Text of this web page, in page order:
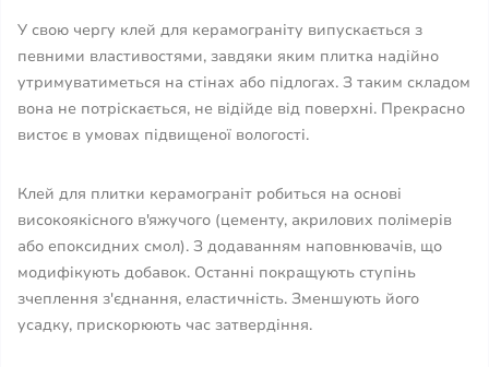
У свою чергу клей для керамограніту випускається з
певними властивостями, завдяки яким плитка надійно
утримуватиметься на стінах або підлогах. З таким складом
вона не потріскається, не відійде від поверхні. Прекрасно
вистоє в умовах підвищеної вологості.
Клей для плитки керамограніт робиться на основі
високоякісного в'яжучого (цементу, акрилових полімерів
або епоксидних смол). З додаванням наповнювачів, що
модифікують добавок. Останні покращують ступінь
зчеплення з'єднання, еластичність. Зменшують його
усадку, прискорюють час затвердіння.